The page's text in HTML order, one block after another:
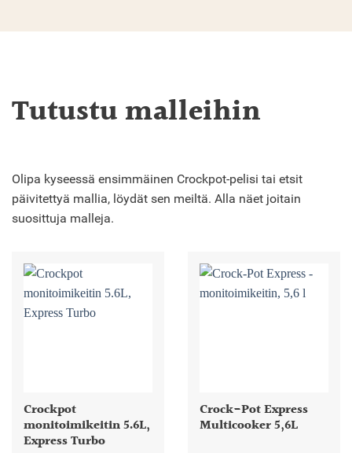
Tutustu malleihin
Olipa kyseessä ensimmäinen Crockpot-pelisi tai etsit
päivitettyä mallia, löydät sen meiltä. Alla näet joitain
suosittuja malleja.
Crockpot
monitoimikeitin 5.6L,
Express Turbo
Crock-Pot Express
Multicooker 5,6L